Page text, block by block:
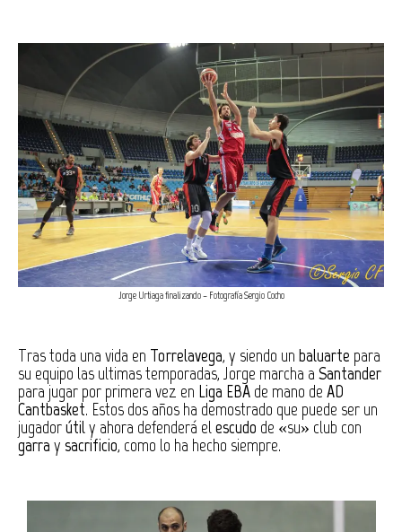
Jorge Urtiaga finalizando – Fotografía Sergio Cocho
Tras toda una vida en Torrelavega, y siendo un baluarte para
su equipo las ultimas temporadas, Jorge marcha aSantander
para jugar por primera vez en Liga EBA de mano de AD
Cantbasket. Estos dos años ha demostrado que puede ser un
jugadorútily ahora defenderá elescudo de «su» club con
garray sacrificio, como lo ha hecho siempre.